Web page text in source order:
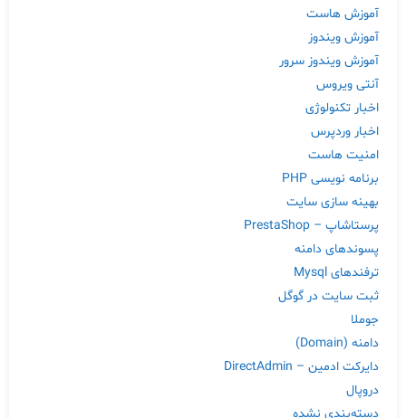
آموزش هاست
آموزش ویندوز
آموزش ویندوز سرور
آنتی ویروس
اخبار تکنولوژی
اخبار وردپرس
امنیت هاست
برنامه نویسی PHP
بهینه سازی سایت
پرستاشاپ – PrestaShop
پسوندهای دامنه
ترفندهای Mysql
ثبت سایت در گوگل
جوملا
دامنه (Domain)
دایرکت ادمین – DirectAdmin
دروپال
دسته‌بندی نشده